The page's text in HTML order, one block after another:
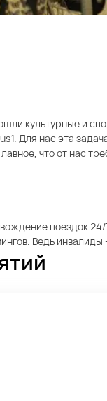
культурные и
Для нас эта
что от нас
поездок
Ведь